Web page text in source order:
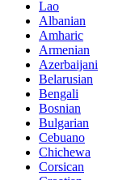
Lao
Albanian
Amharic
Armenian
Azerbaijani
Belarusian
Bengali
Bosnian
Bulgarian
Cebuano
Chichewa
Corsican